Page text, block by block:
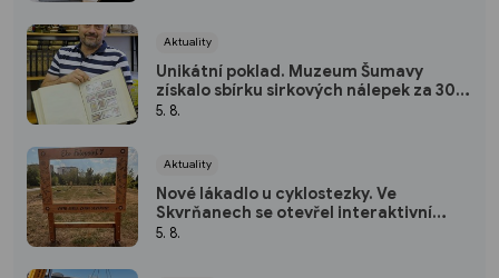
Aktuality
Unikátní poklad. Muzeum Šumavy
získalo sbírku sirkových nálepek za 300
tisíc
5. 8.
Aktuality
Nové lákadlo u cyklostezky. Ve
Skvrňanech se otevřel interaktivní
Ekopark
5. 8.